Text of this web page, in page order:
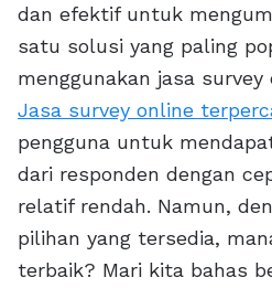
dan efektif untuk
satu solusi yang paling
menggunakan jasa
Jasa survey online
pengguna untuk
dari responden dengan
relatif rendah. Namun,
pilihan yang tersedia,
terbaik? Mari kita bahas